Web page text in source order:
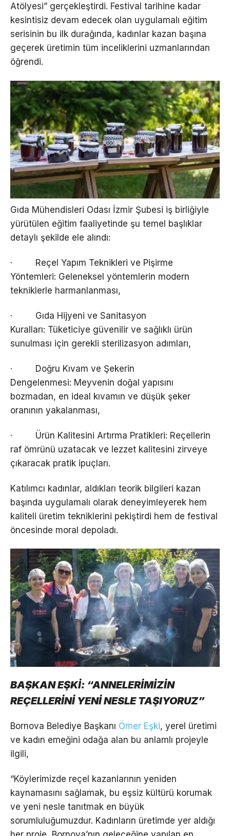
Atölyesi” gerçekleştirdi. Festival tarihine kadar
kesintisiz devam edecek olan uygulamalı eğitim
serisinin bu ilk durağında, kadınlar kazan başına
geçerek üretimin tüm inceliklerini uzmanlarından
öğrendi.
Gıda Mühendisleri Odası İzmir Şubesi iş birliğiyle
yürütülen eğitim faaliyetinde şu temel başlıklar
detaylı şekilde ele alındı:
· Reçel Yapım Teknikleri ve Pişirme
Yöntemleri: Geleneksel yöntemlerin modern
tekniklerle harmanlanması,
· Gıda Hijyeni ve Sanitasyon
Kuralları: Tüketiciye güvenilir ve sağlıklı ürün
sunulması için gerekli sterilizasyon adımları,
· Doğru Kıvam ve Şekerin
Dengelenmesi: Meyvenin doğal yapısını
bozmadan, en ideal kıvamın ve düşük şeker
oranının yakalanması,
· Ürün Kalitesini Artırma Pratikleri: Reçellerin
raf ömrünü uzatacak ve lezzet kalitesini zirveye
çıkaracak pratik ipuçları.
Katılımcı kadınlar, aldıkları teorik bilgileri kazan
başında uygulamalı olarak deneyimleyerek hem
kaliteli üretim tekniklerini pekiştirdi hem de festival
öncesinde moral depoladı.
BAŞKAN EŞKİ: “ANNELERİMİZİN
REÇELLERİNİ YENİ NESLE TAŞIYORUZ”
Bornova Belediye Başkanı Ömer Eşki, yerel üretimi
ve kadın emeğini odağa alan bu anlamlı projeyle
ilgili,
“Köylerimizde reçel kazanlarının yeniden
kaynamasını sağlamak, bu eşsiz kültürü korumak
ve yeni nesle tanıtmak en büyük
sorumluluğumuzdur. Kadınların üretimde yer aldığı